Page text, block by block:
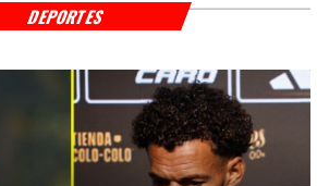
DEPORTES